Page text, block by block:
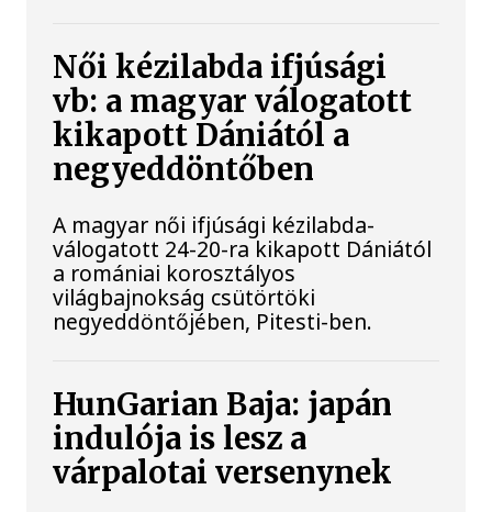
Női kézilabda ifjúsági
vb: a magyar válogatott
kikapott Dániától a
negyeddöntőben
A magyar női ifjúsági kézilabda-
válogatott 24-20-ra kikapott Dániától
a romániai korosztályos
világbajnokság csütörtöki
negyeddöntőjében, Pitesti-ben.
HunGarian Baja: japán
indulója is lesz a
várpalotai versenynek